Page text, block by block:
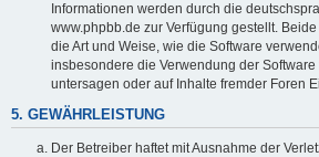
Informationen werden durch die
www.phpbb.de zur Verfügung gestellt.
die Art und Weise, wie die Software
insbesondere die Verwendung der
untersagen oder auf Inhalte fremder Foren
5. GEWÄHRLEISTUNG
Der Betreiber haftet mit Ausnahme der